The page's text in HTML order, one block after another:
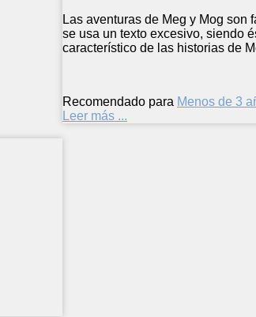
Las aventuras de Meg y Mog
se usa un texto excesivo, siendo
característico de las historias de
Recomendado para Menos de 3
Leer más ...